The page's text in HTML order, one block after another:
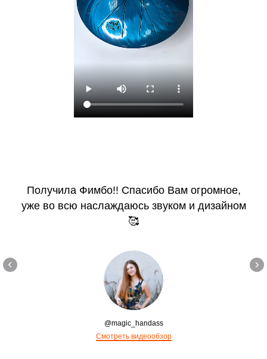
Получила Фимбо!! Спасибо Вам огромное,
уже во всю наслаждаюсь звуком и дизайном
🥰
@magic_handass
Смотреть видеообзор